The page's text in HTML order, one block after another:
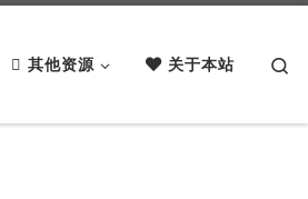
其他资源 关于本站